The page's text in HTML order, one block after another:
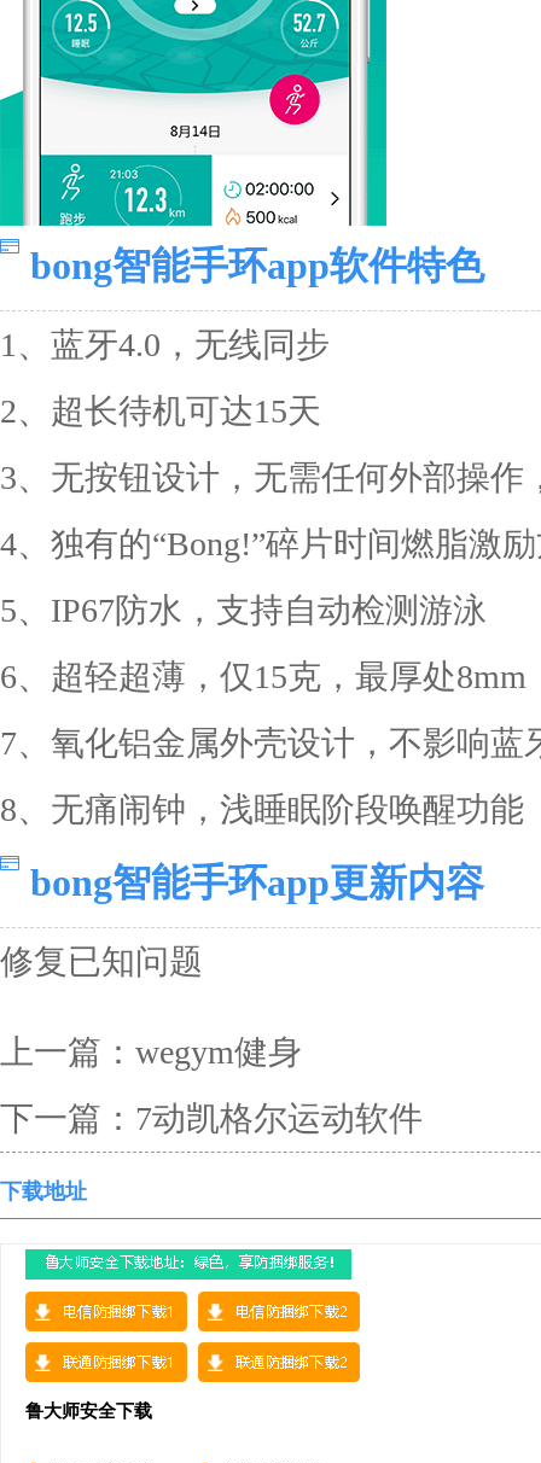
bong智能手环app软件特色
1、蓝牙4.0，无线同步
2、超长待机可达15天
3、无按钮设计，无需任何外部操作
4、独有的“Bong!”碎片时间燃脂激
5、IP67防水，支持自动检测游泳
6、超轻超薄，仅15克，最厚处8mm
7、氧化铝金属外壳设计，不影响蓝
8、无痛闹钟，浅睡眠阶段唤醒功能
bong智能手环app更新内容
修复已知问题
上一篇： wegym健身
下一篇： 7动凯格尔运动软件
下载地址
鲁大师安全下载